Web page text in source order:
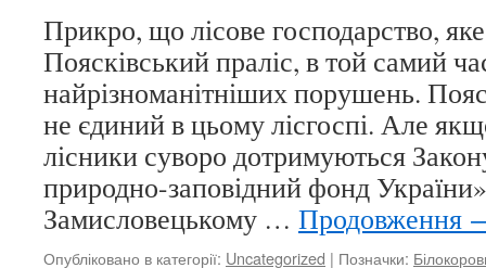
Прикро, що лісове господарство,
Поясківський праліс, в той самий
найрізноманітніших порушень.
не єдиний в цьому лісгоспі. Але
лісники суворо дотримуються
природно-заповідний фонд
Замисловецькому … Продовження
Опубліковано в категорії: Uncategorized | Позначки: